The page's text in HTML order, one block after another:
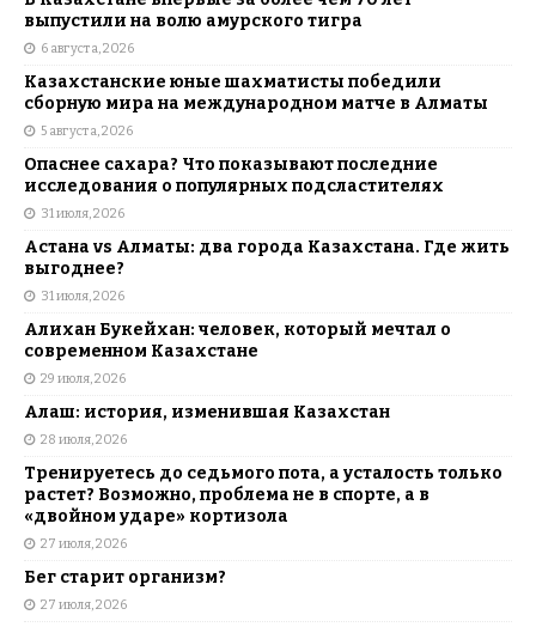
выпустили на волю амурского тигра
6 августа, 2026
Казахстанские юные шахматисты победили
сборную мира на международном матче в Алматы
5 августа, 2026
Опаснее сахара? Что показывают последние
исследования о популярных подсластителях
31 июля, 2026
Астана vs Алматы: два города Казахстана. Где жить
выгоднее?
31 июля, 2026
Алихан Букейхан: человек, который мечтал о
современном Казахстане
29 июля, 2026
Алаш: история, изменившая Казахстан
28 июля, 2026
Тренируетесь до седьмого пота, а усталость только
растет? Возможно, проблема не в спорте, а в
«двойном ударе» кортизола
27 июля, 2026
Бег старит организм?
27 июля, 2026